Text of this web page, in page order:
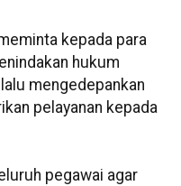
kepada para
hukum
mengedepankan
pelayanan kepada
pegawai agar